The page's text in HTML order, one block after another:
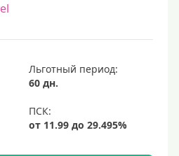
Льготный период:
60 дн.